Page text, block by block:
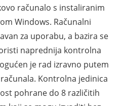
računalo s instaliranim
Windows. Računalni
za uporabu, a bazira se
naprednija kontrolna
je rad izravno putem
Kontrolna jedinica
pohrane do 8 različitih